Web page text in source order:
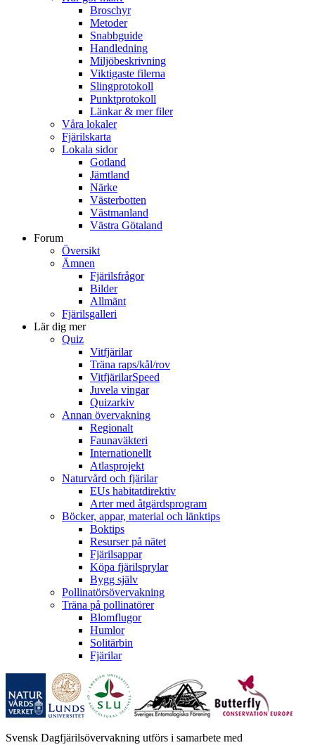
Broschyr
Metoder
Snabbguide
Handledning
Miljöbeskrivning
Viktigaste filerna
Slingprotokoll
Punktprotokoll
Länkar & mer filer
Våra lokaler
Fjärilskarta
Lokala sidor
Gotland
Jämtland
Närke
Västerbotten
Västmanland
Västra Götaland
Forum
Översikt
Ämnen
Fjärilsfrågor
Bilder
Allmänt
Fjärilsgalleri
Lär dig mer
Quiz
Vitfjärilar
Träna raps/kål/rov
VitfjärilarSpeed
Juvela vingar
Quizarkiv
Annan övervakning
Regionalt
Faunaväkteri
Internationellt
Atlasprojekt
Naturvård och fjärilar
EUs habitatdirektiv
Arter med åtgärdsprogram
Böcker, appar, material och länktips
Boktips
Resurser på nätet
Fjärilsappar
Köpa fjärilsprylar
Bygg själv
Pollinatörsövervakning
Träna på pollinatörer
Blomflugor
Humlor
Solitärbin
Fjärilar
Svensk Dagfjärilsövervakning utförs i samarbete med